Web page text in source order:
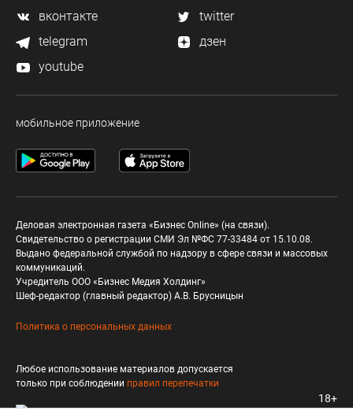
вконтакте
twitter
telegram
дзен
youtube
мобильное приложение
Деловая электронная газета «Бизнес Online» (на связи).
Свидетельство о регистрации СМИ Эл №ФС 77-33484 от 15.10.08.
Выдано федеральной службой по надзору в сфере связи и массовых
коммуникаций.
Учредитель ООО «Бизнес Медия Холдинг»
Шеф-редактор (главный редактор) А.В. Брусницын
Политика о персональных данных
Любое использование материалов допускается
только при соблюдении правил перепечатки
18+